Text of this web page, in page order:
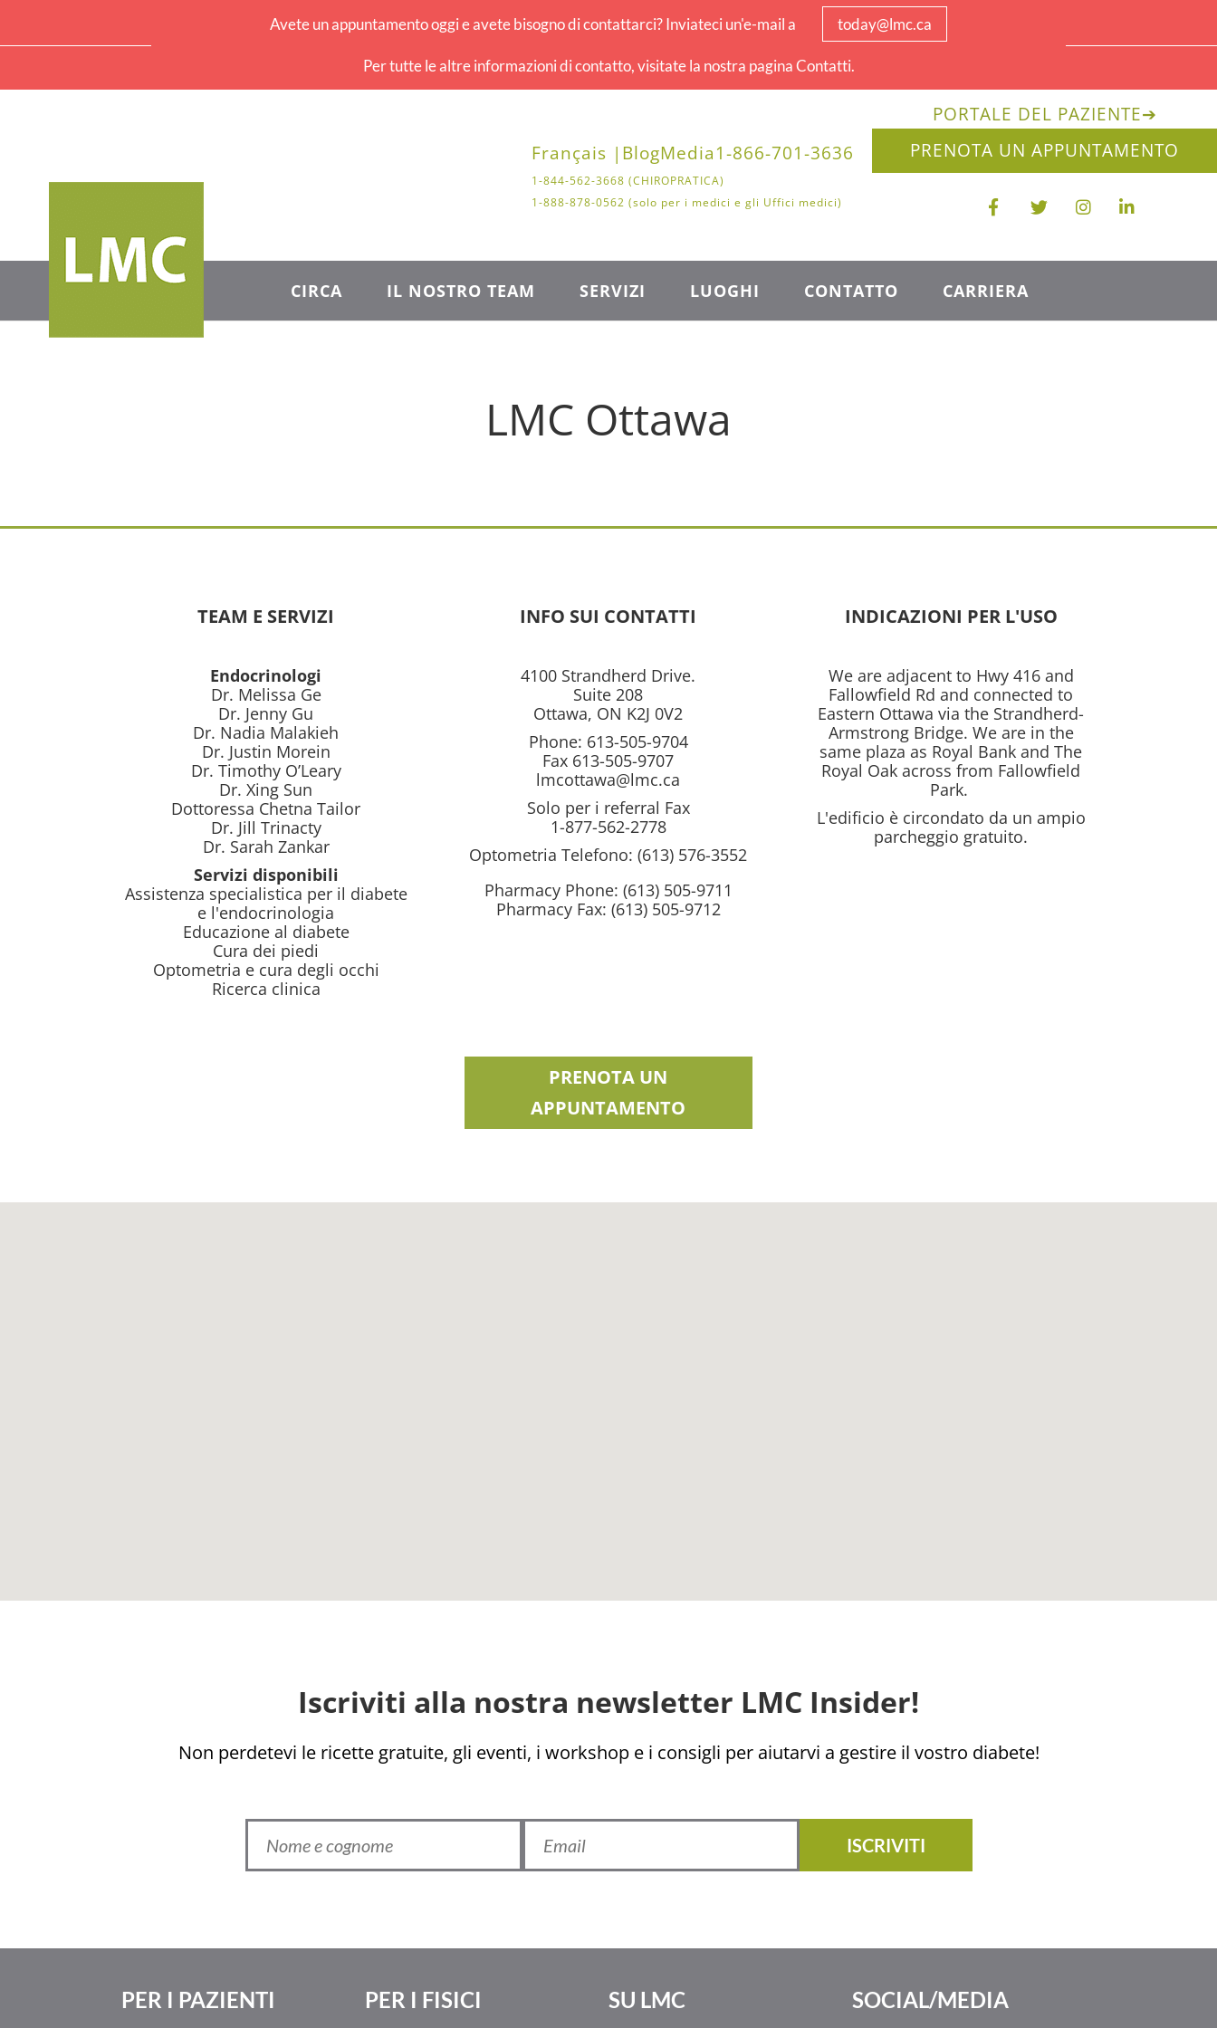
Avete un appuntamento oggi e avete bisogno di contattarci? Inviateci un'e-mail a today@lmc.ca
Per tutte le altre informazioni di contatto, visitate la nostra pagina Contatti.
Français | BlogMedia1-866-701-3636
1-844-562-3668 (CHIROPRATICA)
1-888-878-0562 (solo per i medici e gli Uffici medici)
PORTALE DEL PAZIENTE➔
PRENOTA UN APPUNTAMENTO
CIRCA IL NOSTRO TEAM SERVIZI LUOGHI CONTATTO CARRIERA
LMC Ottawa
TEAM E SERVIZI
Endocrinologi
Dr. Melissa Ge
Dr. Jenny Gu
Dr. Nadia Malakieh
Dr. Justin Morein
Dr. Timothy O’Leary
Dr. Xing Sun
Dottoressa Chetna Tailor
Dr. Jill Trinacty
Dr. Sarah Zankar
Servizi disponibili
Assistenza specialistica per il diabete
e l'endocrinologia
Educazione al diabete
Cura dei piedi
Optometria e cura degli occhi
Ricerca clinica
INFO SUI CONTATTI
4100 Strandherd Drive.
Suite 208
Ottawa, ON K2J 0V2
Phone: 613-505-9704
Fax 613-505-9707
lmcottawa@lmc.ca
Solo per i referral Fax
1-877-562-2778
Optometria Telefono:(613) 576-3552
Pharmacy Phone: (613) 505-9711
Pharmacy Fax: (613) 505-9712
INDICAZIONI PER L'USO
We are adjacent to Hwy 416 and
Fallowfield Rd and connected to
Eastern Ottawa via the Strandherd-
Armstrong Bridge. We are in the
same plaza as Royal Bank and The
Royal Oak across from Fallowfield
Park.
L'edificio è circondato da un ampio
parcheggio gratuito.
PRENOTA UN
APPUNTAMENTO
Iscriviti alla nostra newsletter LMC Insider!
Non perdetevi le ricette gratuite, gli eventi, i workshop e i consigli per aiutarvi a gestire il vostro diabete!
ISCRIVITI
PER I PAZIENTI PER I FISICI SU LMC SOCIAL/MEDIA
Ελληνικά